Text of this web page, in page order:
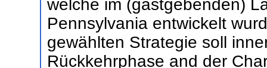
welche im (gastgebenden)
Pennsylvania entwickelt
gewählten Strategie soll
Rückkehrphase and der